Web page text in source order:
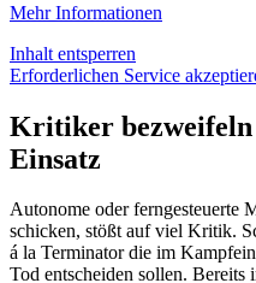
Mehr Informationen
Inhalt entsperren
Erforderlichen Service
Kritiker
Einsatz
Autonome oder ferngesteuerte
schicken, stößt auf viel Kritik.
á la Terminator die im
Tod entscheiden sollen. Bereits